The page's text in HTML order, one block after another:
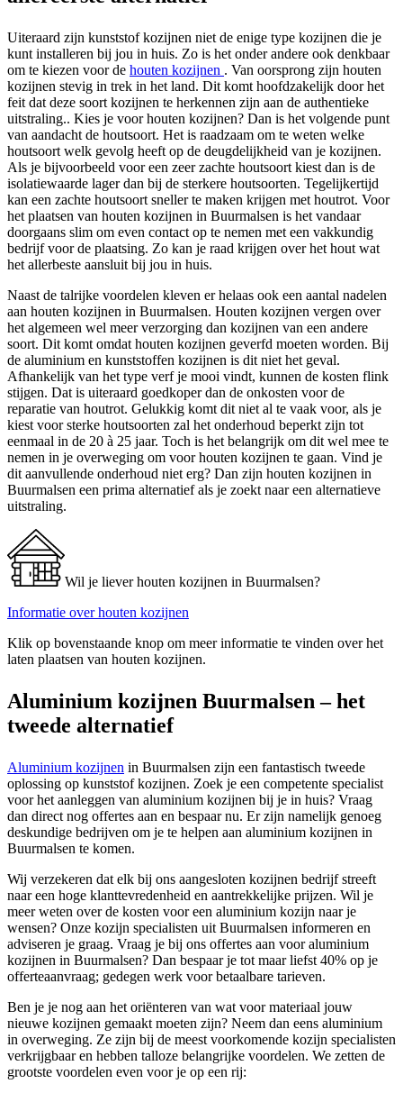
Uiteraard zijn kunststof kozijnen niet de enige type kozijnen die je
kunt installeren bij jou in huis. Zo is het onder andere ook denkbaar
om te kiezen voor de houten kozijnen . Van oorsprong zijn houten
kozijnen stevig in trek in het land. Dit komt hoofdzakelijk door het
feit dat deze soort kozijnen te herkennen zijn aan de authentieke
uitstraling.. Kies je voor houten kozijnen? Dan is het volgende punt
van aandacht de houtsoort. Het is raadzaam om te weten welke
houtsoort welk gevolg heeft op de deugdelijkheid van je kozijnen.
Als je bijvoorbeeld voor een zeer zachte houtsoort kiest dan is de
isolatiewaarde lager dan bij de sterkere houtsoorten. Tegelijkertijd
kan een zachte houtsoort sneller te maken krijgen met houtrot. Voor
het plaatsen van houten kozijnen in Buurmalsen is het vandaar
doorgaans slim om even contact op te nemen met een vakkundig
bedrijf voor de plaatsing. Zo kan je raad krijgen over het hout wat
het allerbeste aansluit bij jou in huis.
Naast de talrijke voordelen kleven er helaas ook een aantal nadelen
aan houten kozijnen in Buurmalsen. Houten kozijnen vergen over
het algemeen wel meer verzorging dan kozijnen van een andere
soort. Dit komt omdat houten kozijnen geverfd moeten worden. Bij
de aluminium en kunststoffen kozijnen is dit niet het geval.
Afhankelijk van het type verf je mooi vindt, kunnen de kosten flink
stijgen. Dat is uiteraard goedkoper dan de onkosten voor de
reparatie van houtrot. Gelukkig komt dit niet al te vaak voor, als je
kiest voor sterke houtsoorten zal het onderhoud beperkt zijn tot
eenmaal in de 20 à 25 jaar. Toch is het belangrijk om dit wel mee te
nemen in je overweging om voor houten kozijnen te gaan. Vind je
dit aanvullende onderhoud niet erg? Dan zijn houten kozijnen in
Buurmalsen een prima alternatief als je zoekt naar een alternatieve
uitstraling.
Wil je liever houten kozijnen in Buurmalsen?
Informatie over houten kozijnen
Klik op bovenstaande knop om meer informatie te vinden over het
laten plaatsen van houten kozijnen.
Aluminium kozijnen Buurmalsen – het
tweede alternatief
Aluminium kozijnen in Buurmalsen zijn een fantastisch tweede
oplossing op kunststof kozijnen. Zoek je een competente specialist
voor het aanleggen van aluminium kozijnen bij je in huis? Vraag
dan direct nog offertes aan en bespaar nu. Er zijn namelijk genoeg
deskundige bedrijven om je te helpen aan aluminium kozijnen in
Buurmalsen te komen.
Wij verzekeren dat elk bij ons aangesloten kozijnen bedrijf streeft
naar een hoge klanttevredenheid en aantrekkelijke prijzen. Wil je
meer weten over de kosten voor een aluminium kozijn naar je
wensen? Onze kozijn specialisten uit Buurmalsen informeren en
adviseren je graag. Vraag je bij ons offertes aan voor aluminium
kozijnen in Buurmalsen? Dan bespaar je tot maar liefst 40% op je
offerteaanvraag; gedegen werk voor betaalbare tarieven.
Ben je je nog aan het oriënteren van wat voor materiaal jouw
nieuwe kozijnen gemaakt moeten zijn? Neem dan eens aluminium
in overweging. Ze zijn bij de meest voorkomende kozijn specialisten
verkrijgbaar en hebben talloze belangrijke voordelen. We zetten de
grootste voordelen even voor je op een rij: